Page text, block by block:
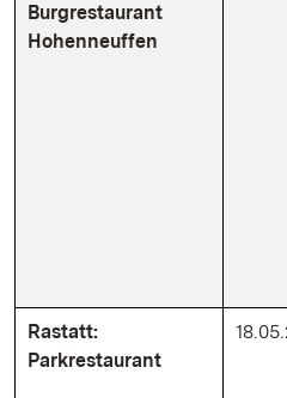
Burgrestaurant
Hohenneuffen
Rastatt:
Parkrestaurant